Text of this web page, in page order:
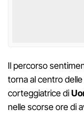
Il percorso
torna al centro
corteggiatrice di
nelle scorse ore di